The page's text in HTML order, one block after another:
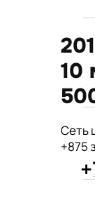
10
год
Сеть
+875